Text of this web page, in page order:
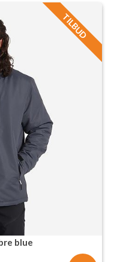
blue
TILBUD